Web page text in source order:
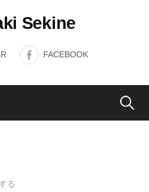
Sekine
FACEBOOK
検
る